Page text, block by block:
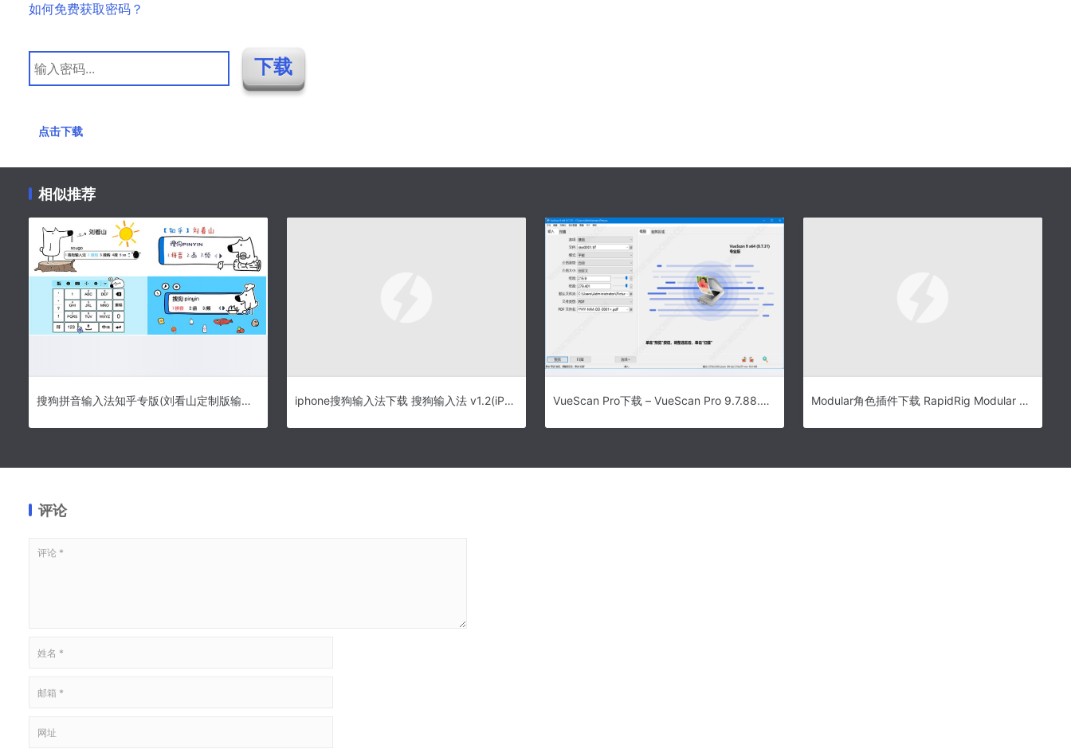
如何免费获取密码？
点击下载
相似推荐
搜狗拼音输入法知乎专版(刘看山定制版输入法) v7.7.0.6444 中文官方安装版 iphone搜狗输入法下载 搜狗输入法 v1.2(iPhone) 稳定版 VueScan Pro下载 – VueScan Pro 9.7.88.0 32位中文注册版 Modular角色插件下载 RapidRig Modular Adv v2.4.6 For Maya2014-2019角色绑定插件 免费版
评论